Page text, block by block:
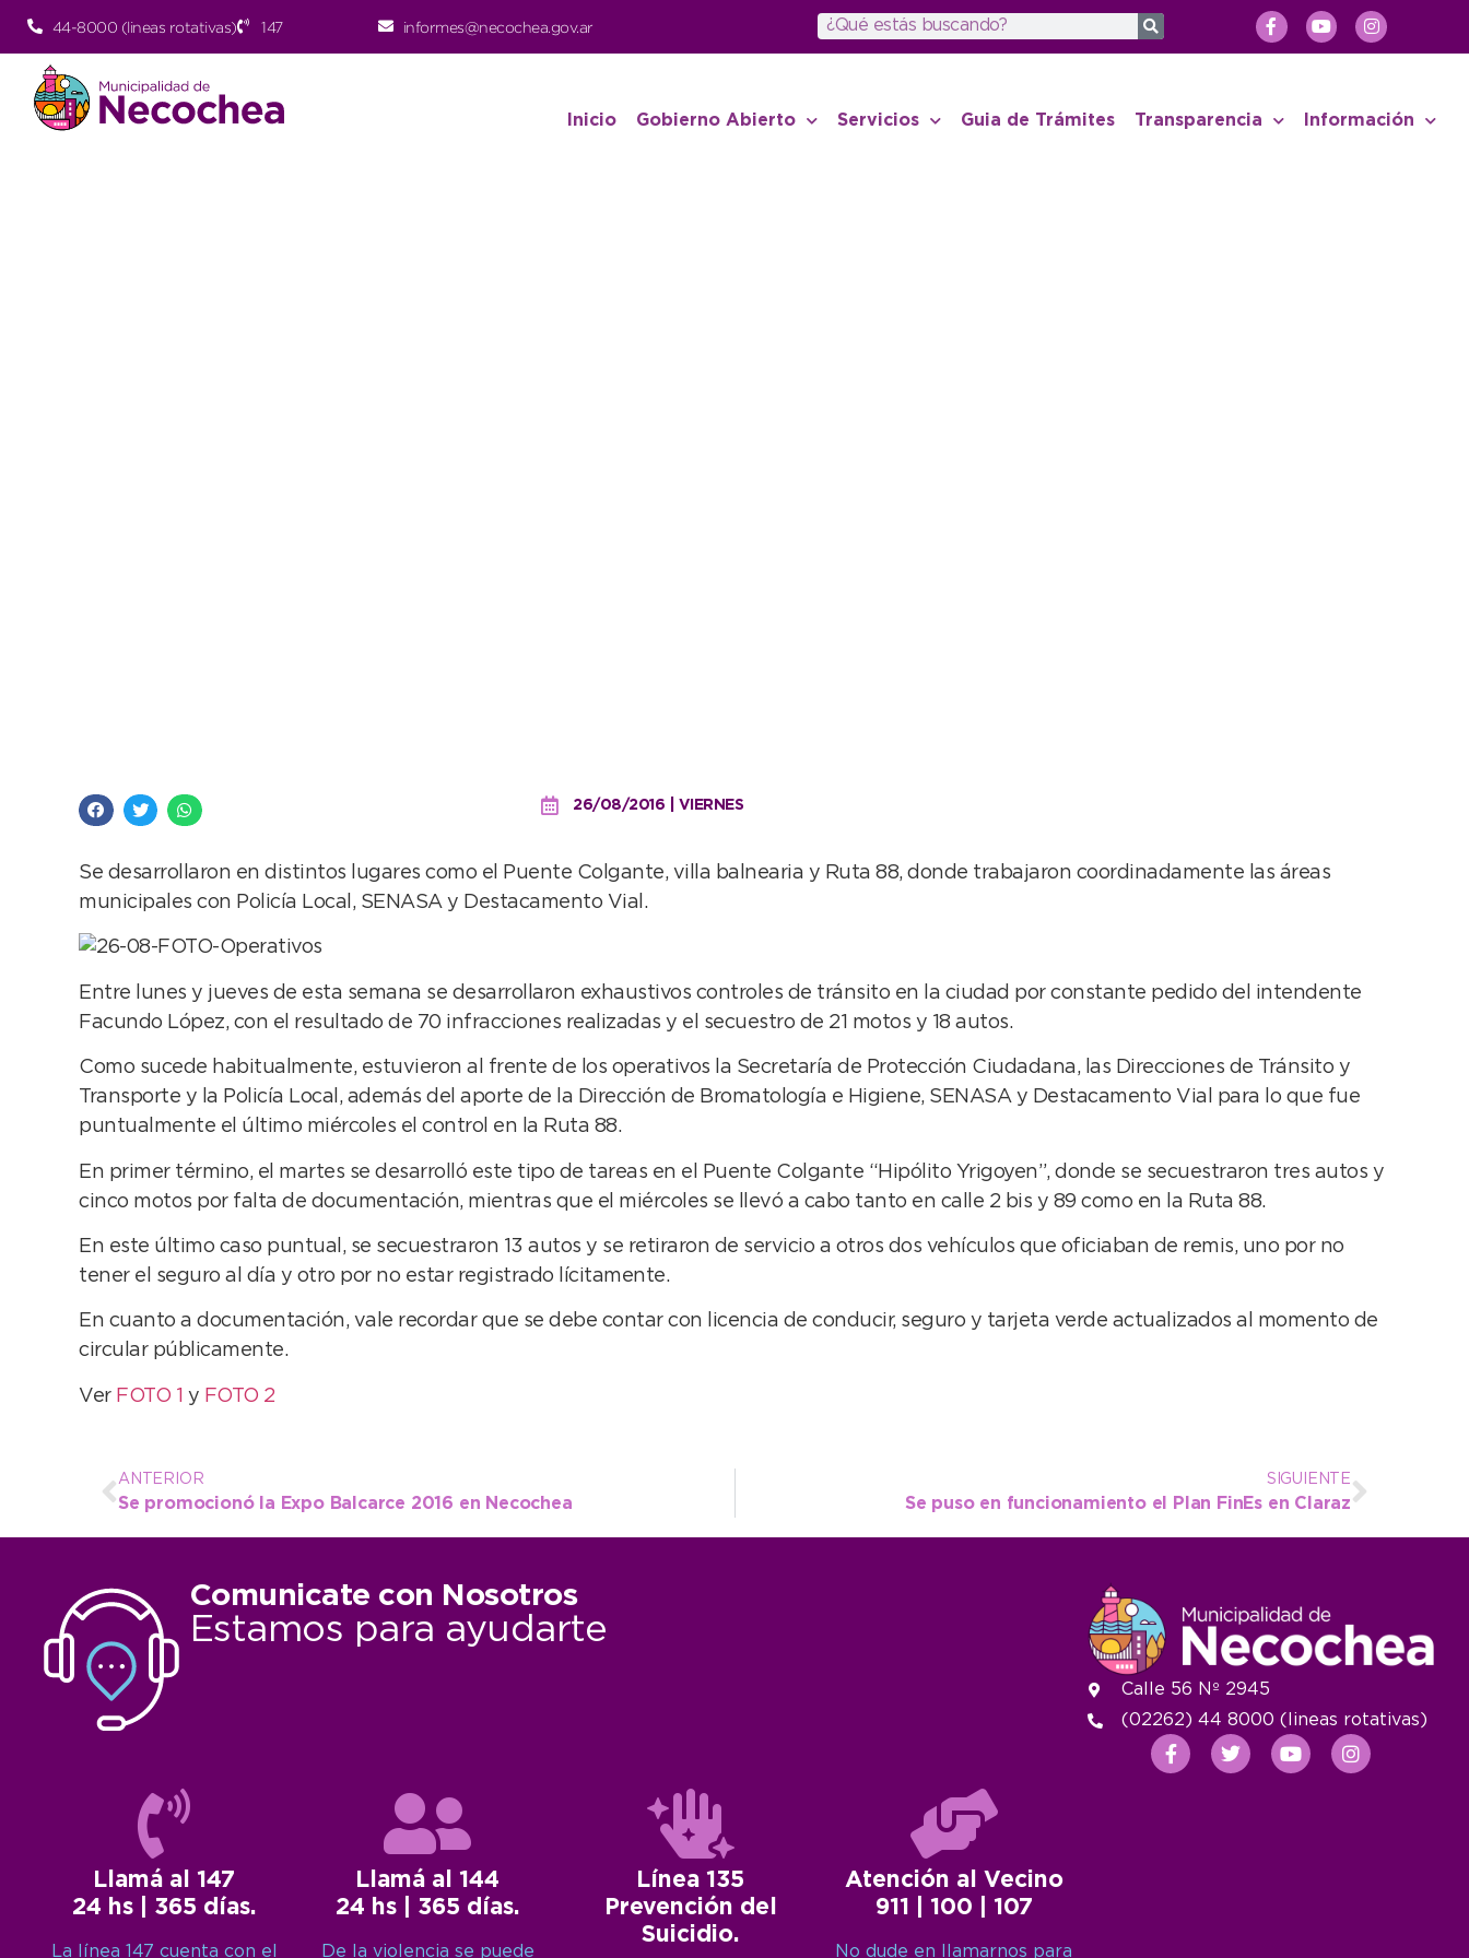
44-8000 (lineas rotativas) 147 informes@necochea.gov.ar
Inicio Gobierno Abierto Servicios Guia de Trámites Transparencia Información
26/08/2016 | VIERNES
Se desarrollaron en distintos lugares como el Puente Colgante, villa balnearia y Ruta 88, donde trabajaron coordinadamente las áreas
municipales con Policía Local, SENASA y Destacamento Vial.
Entre lunes y jueves de esta semana se desarrollaron exhaustivos controles de tránsito en la ciudad por constante pedido del intendente
Facundo López, con el resultado de 70 infracciones realizadas y el secuestro de 21 motos y 18 autos.
Como sucede habitualmente, estuvieron al frente de los operativos la Secretaría de Protección Ciudadana, las Direcciones de Tránsito y
Transporte y la Policía Local, además del aporte de la Dirección de Bromatología e Higiene, SENASA y Destacamento Vial para lo que fue
puntualmente el último miércoles el control en la Ruta 88.
En primer término, el martes se desarrolló este tipo de tareas en el Puente Colgante “Hipólito Yrigoyen”, donde se secuestraron tres autos y
cinco motos por falta de documentación, mientras que el miércoles se llevó a cabo tanto en calle 2 bis y 89 como en la Ruta 88.
En este último caso puntual, se secuestraron 13 autos y se retiraron de servicio a otros dos vehículos que oficiaban de remis, uno por no
tener el seguro al día y otro por no estar registrado lícitamente.
En cuanto a documentación, vale recordar que se debe contar con licencia de conducir, seguro y tarjeta verde actualizados al momento de
circular públicamente.
Ver FOTO 1 y FOTO 2
ANTERIOR
Se promocionó la Expo Balcarce 2016 en Necochea
SIGUIENTE
Se puso en funcionamiento el Plan FinEs en Claraz
Comunicate con Nosotros
Estamos para ayudarte
Llamá al 147
24 hs | 365 días.
La línea 147 cuenta con el
Llamá al 144
24 hs | 365 días.
De la violencia se puede
Línea 135
Prevención del
Suicidio.
Atención al Vecino
911 | 100 | 107
No dude en llamarnos para
Calle 56 Nº 2945
(02262) 44 8000 (lineas rotativas)